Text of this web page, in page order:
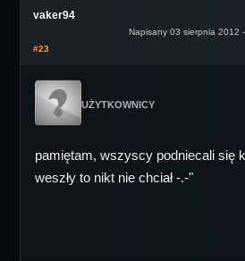
vaker94
Napisany 03 sierpnia 2012
#23
UŻYTKOWNICY
pamiętam, wszyscy podniecali się
weszły to nikt nie chciał -.-"